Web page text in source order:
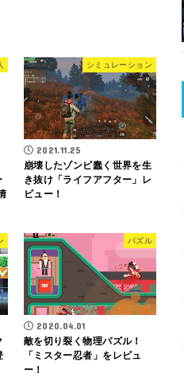
シミュレーション
2021.11.25
崩壊したゾンビ蠢く世界を生
き抜け「ライフアフター」レ
ビュー！
パズル
2020.04.01
敵を切り裂く物理パズル！
「ミスター忍者」をレビュ
ー！